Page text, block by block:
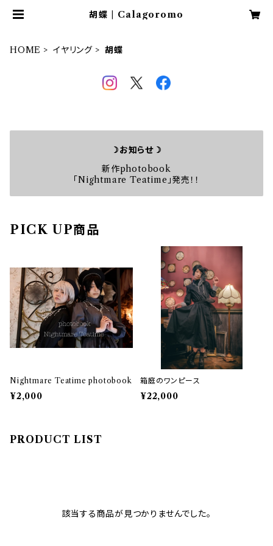
胡蝶 | Calagoromo
HOME イヤリング 胡蝶
☽お知らせ☽
新作photobook
「Nightmare Teatime」発売！！
PICK UP商品
Nightmare Teatime photobook
¥2,000
箱庭のワンピース
¥22,000
PRODUCT LIST
該当する商品が見つかりませんでした。